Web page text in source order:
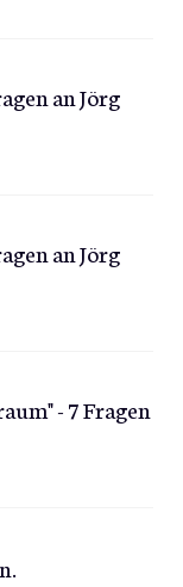
an Jörg
an Jörg
- 7 Fragen